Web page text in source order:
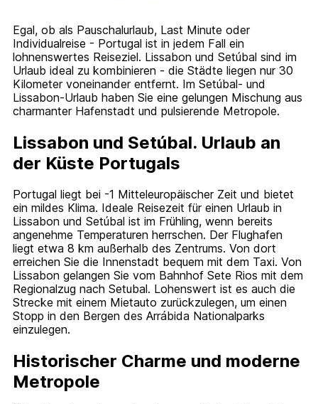
Egal, ob als Pauschalurlaub, Last Minute oder
Individualreise - Portugal ist in jedem Fall ein
lohnenswertes Reiseziel. Lissabon und Setúbal sind im
Urlaub ideal zu kombinieren - die Städte liegen nur 30
Kilometer voneinander entfernt. Im Setúbal- und
Lissabon-Urlaub haben Sie eine gelungen Mischung aus
charmanter Hafenstadt und pulsierende Metropole.
Lissabon und Setúbal. Urlaub an
der Küste Portugals
Portugal liegt bei -1 Mitteleuropäischer Zeit und bietet
ein mildes Klima. Ideale Reisezeit für einen Urlaub in
Lissabon und Setúbal ist im Frühling, wenn bereits
angenehme Temperaturen herrschen. Der Flughafen
liegt etwa 8 km außerhalb des Zentrums. Von dort
erreichen Sie die Innenstadt bequem mit dem Taxi. Von
Lissabon gelangen Sie vom Bahnhof Sete Rios mit dem
Regionalzug nach Setubal. Lohenswert ist es auch die
Strecke mit einem Mietauto zurückzulegen, um einen
Stopp in den Bergen des Arrábida Nationalparks
einzulegen.
Historischer Charme und moderne
Metropole